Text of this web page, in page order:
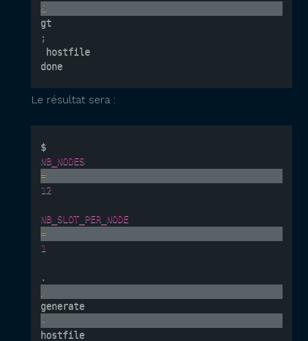
&
gt
;
done
Le résultat sera :
$
NB_NODES
=
12
NB_SLOT_PER_NODE
=
1
.
/
generate
-
hostfile